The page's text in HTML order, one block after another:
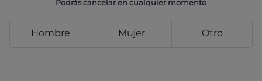
Podrás cancelar en cualquier momento
Hombre Mujer Otro